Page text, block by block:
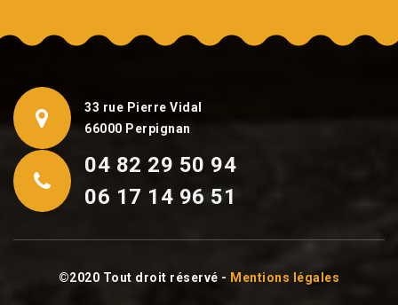
33 rue Pierre Vidal
66000 Perpignan
04 82 29 50 94
06 17 14 96 51
©2020 Tout droit réservé - Mentions légales